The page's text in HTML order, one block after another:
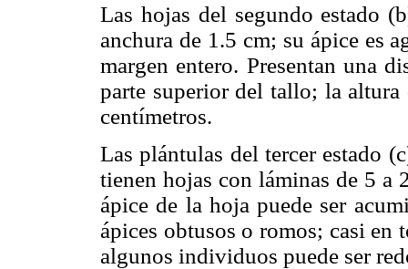
Las hojas del segundo estado
anchura de 1.5 cm; su ápice es
margen entero. Presentan una
parte superior del tallo; la
centímetros.
Las plántulas del tercer estado
tienen hojas con láminas de 5 a
ápice de la hoja puede ser
ápices obtusos o romos; casi en
algunos individuos puede ser